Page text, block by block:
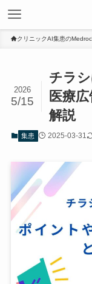
クリニックAI集患の
チラ
医療
解説
2026
5/15
集患 2025-03-31